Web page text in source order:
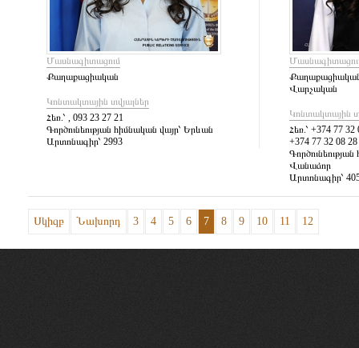
Մասնագիտացում
Քաղաքացիական
Կոնտակտային տվյալներ
Հեռ.՝ , 093 23 27 21
Գործունեության հիմնական վայր՝ Երևան
Արտոնագիր՝ 2993
Վարչական
Կոնտակտային
Հեռ.՝ +374 77 32
+374 77 32 08 28
Վանաձոր
Արտոնագիր՝
Սկիզբ Նախորդ 3 4 5 6 7 8 9 10 11 12